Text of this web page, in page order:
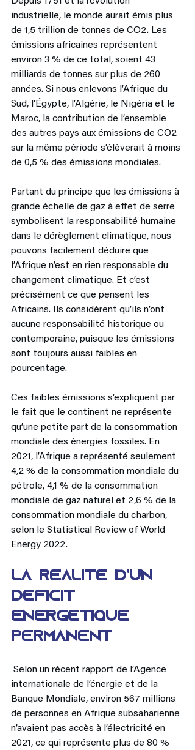
industrielle, le monde aurait émis plus
de 1,5 trillion de tonnes de CO2. Les
émissions africaines représentent
environ 3 % de ce total, soient 43
milliards de tonnes sur plus de 260
années. Si nous enlevons l’Afrique du
Sud, l’Égypte, l’Algérie, le Nigéria et le
Maroc, la contribution de l’ensemble
des autres pays aux émissions de CO2
sur la même période s’élèverait à moins
de 0,5 % des émissions mondiales.
Partant du principe que les émissions à
grande échelle de gaz à effet de serre
symbolisent la responsabilité humaine
dans le dérèglement climatique, nous
pouvons facilement déduire que
l’Afrique n’est en rien responsable du
changement climatique. Et c’est
précisément ce que pensent les
Africains. Ils considèrent qu’ils n’ont
aucune responsabilité historique ou
contemporaine, puisque les émissions
sont toujours aussi faibles en
pourcentage.
Ces faibles émissions s’expliquent par
le fait que le continent ne représente
qu’une petite part de la consommation
mondiale des énergies fossiles. En
2021, l’Afrique a représenté seulement
4,2 % de la consommation mondiale du
pétrole, 4,1 % de la consommation
mondiale de gaz naturel et 2,6 % de la
consommation mondiale du charbon,
selon le Statistical Review of World
Energy 2022.
La réalité d’un
déficit
énergétique
permanent
internationale de l’énergie et de la
Banque Mondiale, environ 567 millions
de personnes en Afrique subsaharienne
n’avaient pas accès à l’électricité en
2021, ce qui représente plus de 80 %